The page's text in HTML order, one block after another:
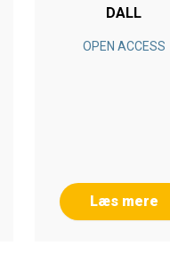
DALL
OPEN ACCESS
Læs mere